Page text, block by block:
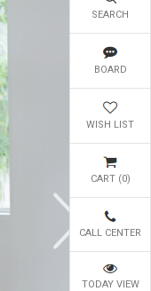
SEARCH
BOARD
WISH LIST
CART (0)
CALL CENTER
TODAY VIEW